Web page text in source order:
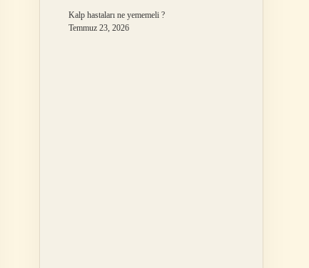
Kalp hastaları ne yememeli ?
Temmuz 23, 2026